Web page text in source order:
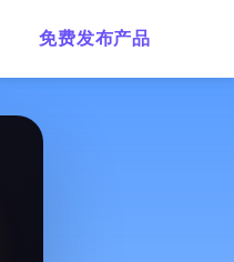
免费发布产品